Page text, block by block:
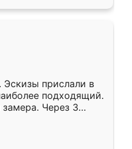
Эскизы прислали в
подходящий.
Через 3
Остались
Ренессанс
работу!